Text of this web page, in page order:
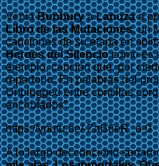
VeníaBunburyaLanuzaa
Libro de las Mutaciones, un
canciones de su etapa en
Héroes del Silenciocomo es
ejemplo, canción que, por
repertorio. En palabras del
Unplugged entre comillas
enchufados”.
https://youtu.be/-ZaB6eR_o-0
A lo largo del concierto